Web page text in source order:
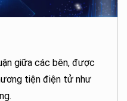
giữa các bên, được
tiện điện tử như